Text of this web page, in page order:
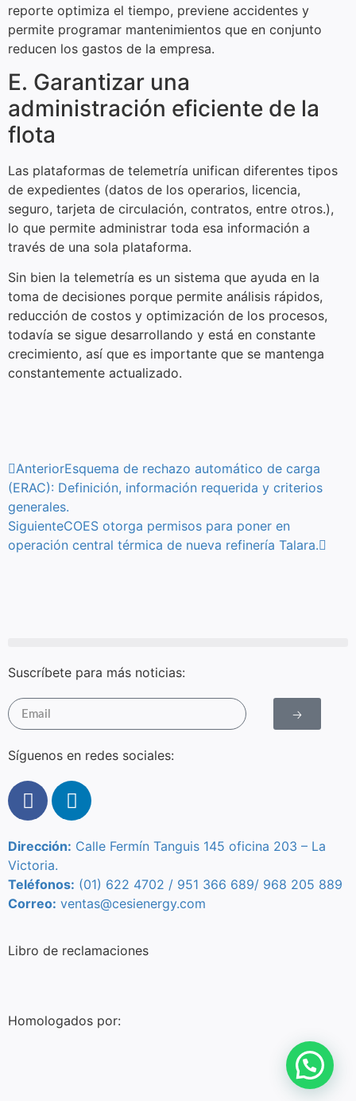
reporte optimiza el tiempo, previene accidentes y
permite programar mantenimientos que en conjunto
reducen los gastos de la empresa.
E. Garantizar una
administración eficiente de la
flota
Las plataformas de telemetría unifican diferentes tipos
de expedientes (datos de los operarios, licencia,
seguro, tarjeta de circulación, contratos, entre otros.),
lo que permite administrar toda esa información a
través de una sola plataforma.
Sin bien la telemetría es un sistema que ayuda en la
toma de decisiones porque permite análisis rápidos,
reducción de costos y optimización de los procesos,
todavía se sigue desarrollando y está en constante
crecimiento, así que es importante que se mantenga
constantemente actualizado.
AnteriorEsquema de rechazo automático de carga
(ERAC): Definición, información requerida y criterios
generales.
SiguienteCOES otorga permisos para poner en
operación central térmica de nueva refinería Talara.
Suscríbete para más noticias:
🡢
Síguenos en redes sociales:
Dirección: Calle Fermín Tanguis 145 oficina 203 – La
Victoria.
Teléfonos: (01) 622 4702 / 951 366 689/ 968 205 889
Correo: ventas@cesienergy.com
Libro de reclamaciones
Homologados por: